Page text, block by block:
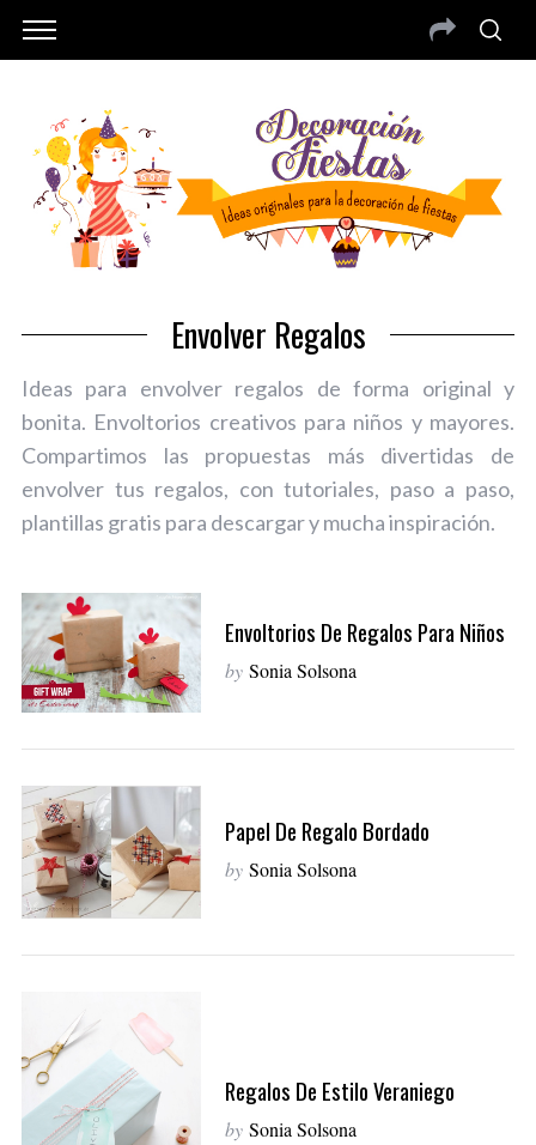
Envolver Regalos
Ideas para envolver regalos de forma original y
bonita. Envoltorios creativos para niños y mayores.
Compartimos las propuestas más divertidas de
envolver tus regalos, con tutoriales, paso a paso,
plantillas gratis para descargar y mucha inspiración.
Envoltorios De Regalos Para Niños
by Sonia Solsona
Papel De Regalo Bordado
by Sonia Solsona
Regalos De Estilo Veraniego
by Sonia Solsona